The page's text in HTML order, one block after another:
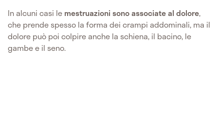
In alcuni casi le mestruazioni sono associate al dolore,
che prende spesso la forma dei crampi addominali, ma il
dolore può poi colpire anche la schiena, il bacino, le
gambe e il seno.